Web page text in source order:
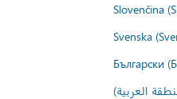
Slovenčina
Svenska
Български
العربية)